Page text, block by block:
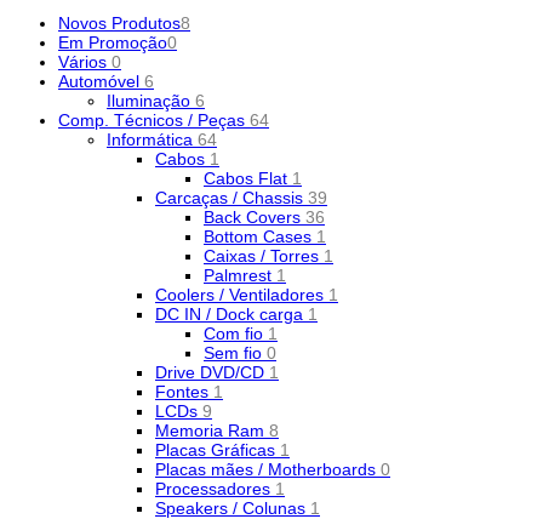
Novos Produtos8
Em Promoção0
Vários 0
Automóvel 6
Iluminação 6
Comp. Técnicos / Peças 64
Informática 64
Cabos 1
Cabos Flat 1
Carcaças / Chassis 39
Back Covers 36
Bottom Cases 1
Caixas / Torres 1
Palmrest 1
Coolers / Ventiladores 1
DC IN / Dock carga 1
Com fio 1
Sem fio 0
Drive DVD/CD 1
Fontes 1
LCDs 9
Memoria Ram 8
Placas Gráficas 1
Placas mães / Motherboards 0
Processadores 1
Speakers / Colunas 1